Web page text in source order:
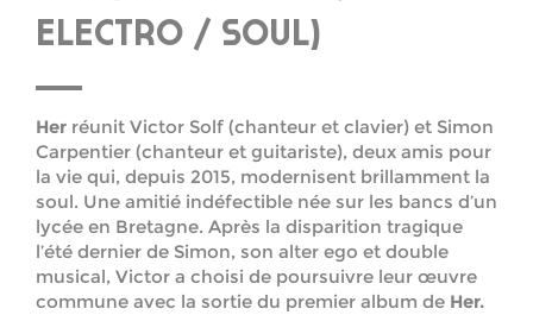
ELECTRO / SOUL)
Her réunit Victor Solf (chanteur et clavier) et Simon
Carpentier (chanteur et guitariste), deux amis pour
la vie qui, depuis 2015, modernisent brillamment la
soul. Une amitié indéfectible née sur les bancs d’un
lycée en Bretagne. Après la disparition tragique
l’été dernier de Simon, son alter ego et double
musical, Victor a choisi de poursuivre leur œuvre
commune avec la sortie du premier album de Her.